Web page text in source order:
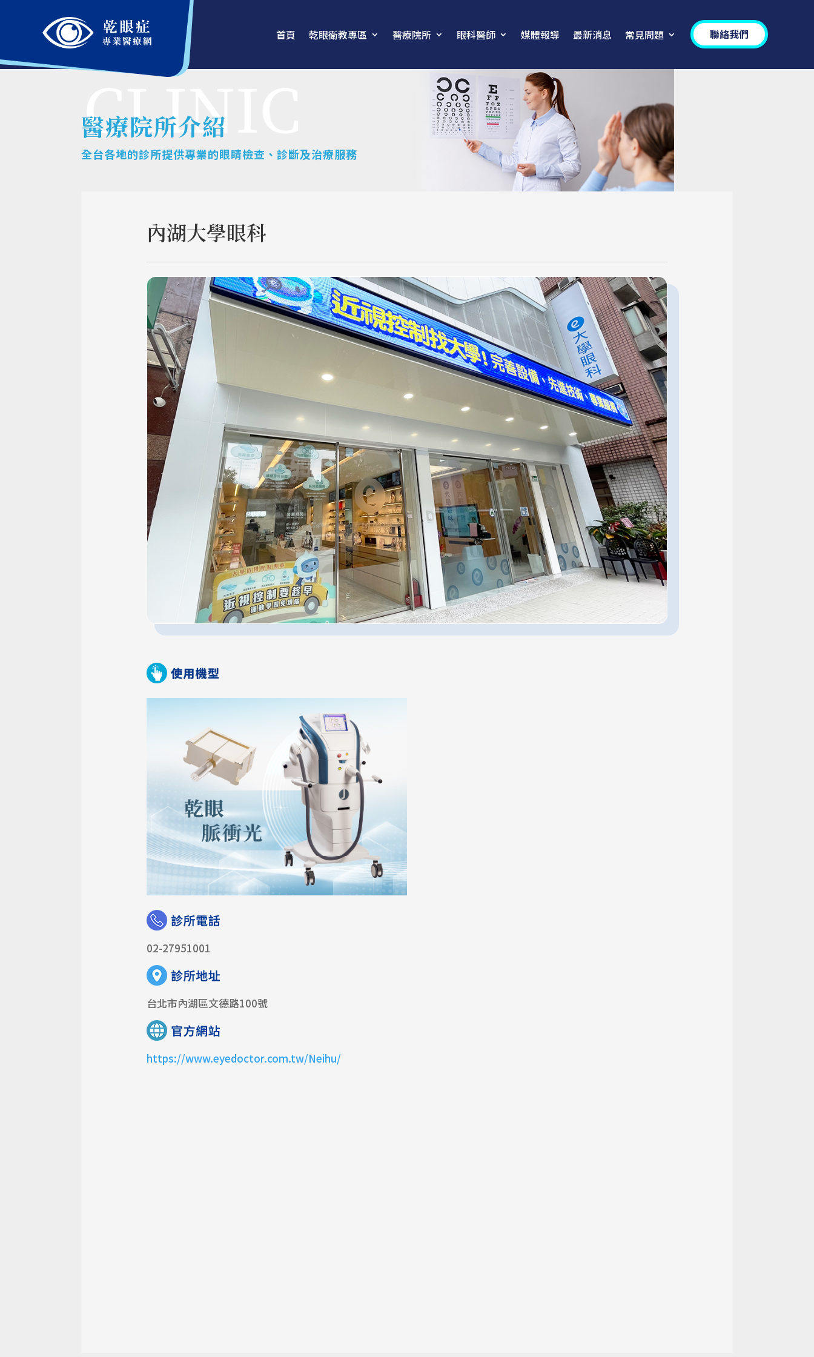
首頁 乾眼衛教專區 醫療院所 眼科醫師 媒體報導 最新消息 常見問題 聯絡我們
醫療院所介紹
全台各地的診所提供專業的眼睛檢查、診斷及治療服務
內湖大學眼科
02-27951001
台北市內湖區文德路100號
https://www.eyedoctor.com.tw/Neihu/